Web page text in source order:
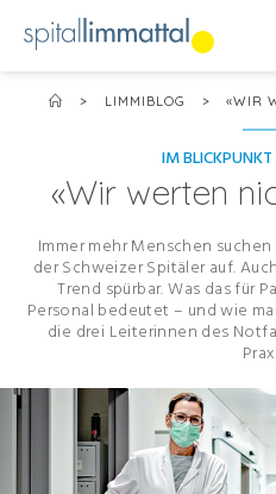
> LIMMIBLOG > «WIR
IM BLICKPUNKT
«Wir werten
Immer mehr Menschen
der Schweizer Spitäler auf.
Trend spürbar. Was das für
Personal bedeutet – und wie
die drei Leiterinnen des